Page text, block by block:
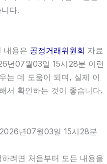
다.
내용은 공정거래위원회 자료
년07월03일 15시28분 이런
는 데 도움이 되며, 실제 이
서 확인하는 것이 좋습니다.
년07월03일 15시28분
려면 처음부터 모든 내용을